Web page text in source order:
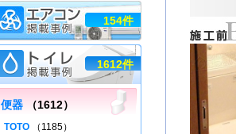
154件
1612件
便器 （1612）
TOTO （1185）